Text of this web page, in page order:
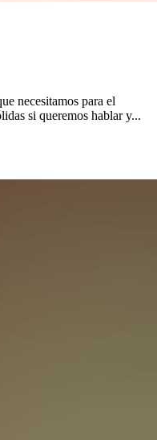
necesitamos para el
si queremos hablar y...